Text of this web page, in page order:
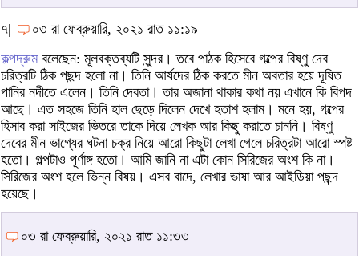
৭|
০৩ রা ফেব্রুয়ারি, ২০২১ রাত ১১:১৯
কল্পদ্রুমবলেছেন: মূলবক্তব্যটি সুন্দর। তবে পাঠক হিসেবে গল্পের বিষ্ণু দেব
চরিত্রটি ঠিক পছন্দ হলো না। তিনি আর্যদের ঠিক করতে মীন অবতার হয়ে দূষিত
পানির নদীতে এলেন। তিনি দেবতা। তার অজানা থাকার কথা নয় এখানে কি বিপদ
আছে। এত সহজে তিনি হাল ছেড়ে দিলেন দেখে হতাশ হলাম। মনে হয়, গল্পের
হিসাব করা সাইজের ভিতরে তাকে দিয়ে লেখক আর কিছু করাতে চাননি। বিষ্ণু
দেবের মীন ভাগ্যের ঘটনা চক্র নিয়ে আরো কিছুটা লেখা গেলে চরিত্রটা আরো স্পষ্ট
হতো। গল্পটাও পূর্ণাঙ্গ হতো। আমি জানি না এটা কোন সিরিজের অংশ কি না।
সিরিজের অংশ হলে ভিন্ন বিষয়। এসব বাদে, লেখার ভাষা আর আইডিয়া পছন্দ
হয়েছে।
০৩ রা ফেব্রুয়ারি, ২০২১ রাত ১১:৩৩